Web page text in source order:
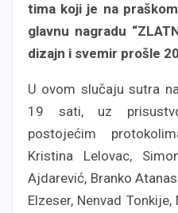
tima koji je na
glavnu nagradu
dizajn i svemir prošle
U ovom slučaju sutra
19 sati, uz
postojećim
Kristina Lelovac,
Ajdarević, Branko
Elzeser, Nenvad